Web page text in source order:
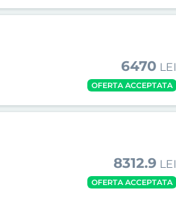
6470 LEI
OFERTA ACCEPTATA
8312.9 LEI
OFERTA ACCEPTATA